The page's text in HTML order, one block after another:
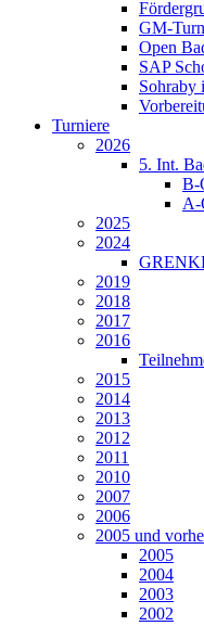
GM-
Open
SAP
Sohraby
Turniere
2026
5. Int.
B-
A-
2025
2024
2019
2018
2017
2016
2015
2014
2013
2012
2011
2010
2007
2006
2005 und
2005
2004
2003
2002